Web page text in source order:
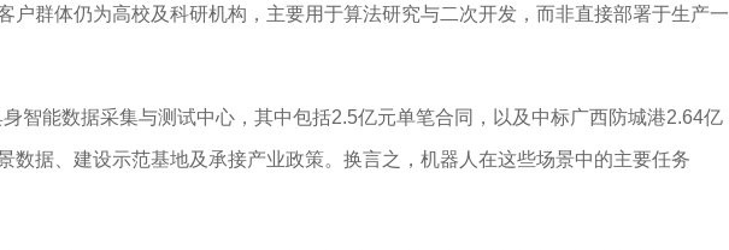
群体仍为高校及科研机构，主要用于算法研究与二次开发，而非直接部署于生产一
智能数据采集与测试中心，其中包括2.5亿元单笔合同，以及中标广西防城港2.64亿
据、建设示范基地及承接产业政策。换言之，机器人在这些场景中的主要任务